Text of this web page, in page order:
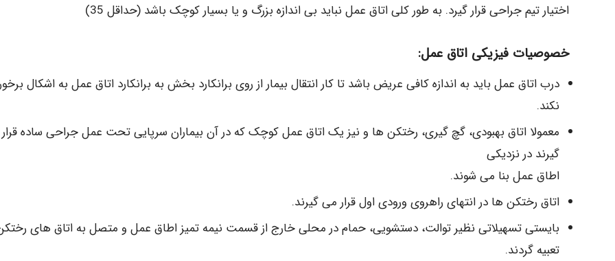
اختیار تیم جراحی قرار گیرد. به طور کلی اتاق عمل نباید بی اندازه بزرگ و یا بسیار کوچک باشد (حداقل 35)
خصوصیات فیزیکی اتاق عمل:
درب اتاق عمل باید به اندازه کافی عریض باشد تا کار انتقال بیمار از روی برانکارد بخش به برانکارد اتاق عمل به اشکال
نکند.
معمولا اتاق بهبودی، گچ گیری، رختکن ها و نیز یک اتاق عمل کوچک که در آن بیماران سرپایی تحت عمل جراحی ساده
گیرند در نزدیکی
اطاق عمل بنا می شوند.
اتاق رختکن ها در انتهای راهروی ورودی اول قرار می گیرند.
بایستی تسهیلاتی نظیر توالت، دستشویی، حمام در محلی خارج از قسمت نیمه تمیز اطاق عمل و متصل به اتاق های
تعبیه گردند.